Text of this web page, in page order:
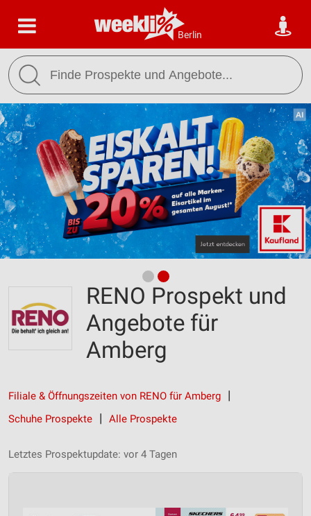
Berlin
RENO Prospekt und
Angebote für
Amberg
Filiale & Öffnungszeiten von RENO für Amberg
Schuhe Prospekte
Alle Prospekte
Letztes Prospektupdate: vor 4 Tagen